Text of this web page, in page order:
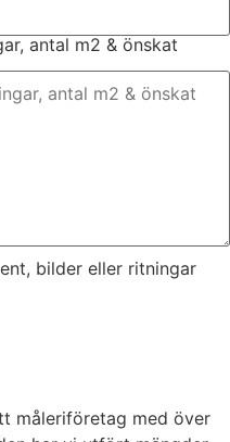
antal m2 & önskat
bilder eller ritningar
måleriföretag med över